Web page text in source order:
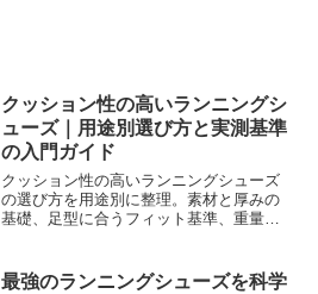
クッション性の高いランニングシ
ューズ｜用途別選び方と実測基準
の入門ガイド
クッション性の高いランニングシューズ
の選び方を用途別に整理。素材と厚みの
基礎、足型に合うフィット基準、重量や
走れる一足を見つけます。
最強のランニングシューズを科学